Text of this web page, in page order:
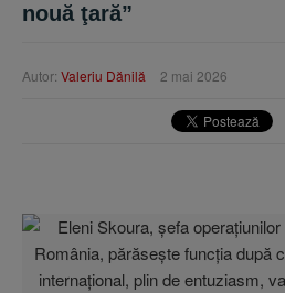
nouă ţară”
Autor: Valeriu Dănilă 2 mai 2026